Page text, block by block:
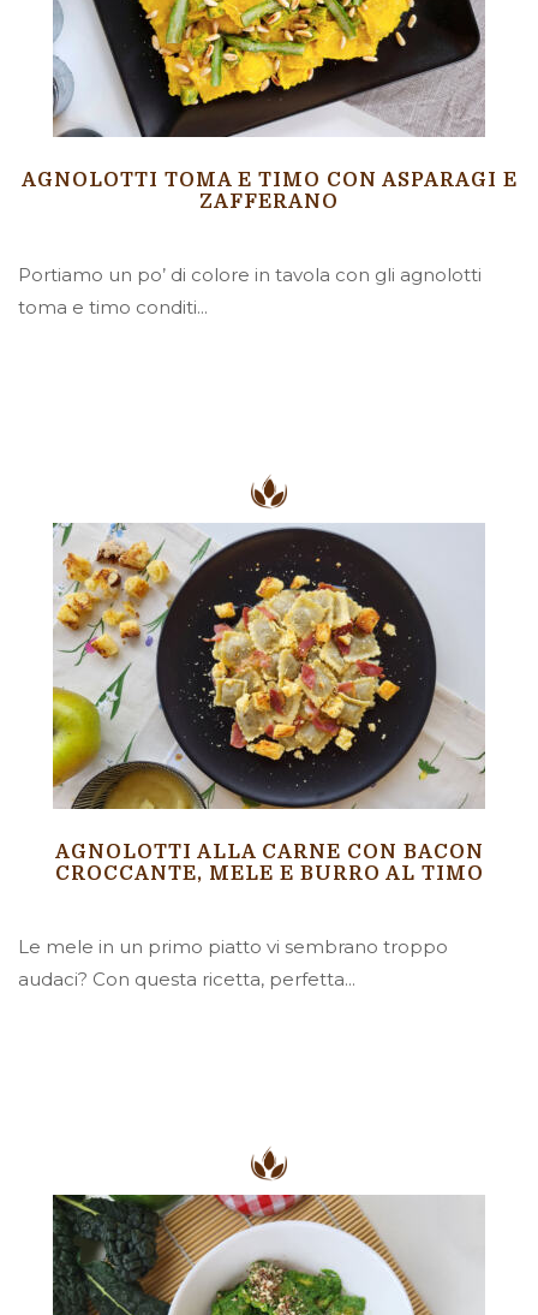
AGNOLOTTI TOMA E TIMO CON ASPARAGI E
ZAFFERANO
Portiamo un po’ di colore in tavola con gli agnolotti
toma e timo conditi...
AGNOLOTTI ALLA CARNE CON BACON
CROCCANTE, MELE E BURRO AL TIMO
Le mele in un primo piatto vi sembrano troppo
audaci? Con questa ricetta, perfetta...